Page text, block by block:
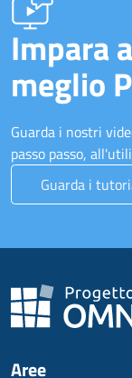
Impara
meglio
Guarda i nostri
passo passo,
Guarda i
Aree